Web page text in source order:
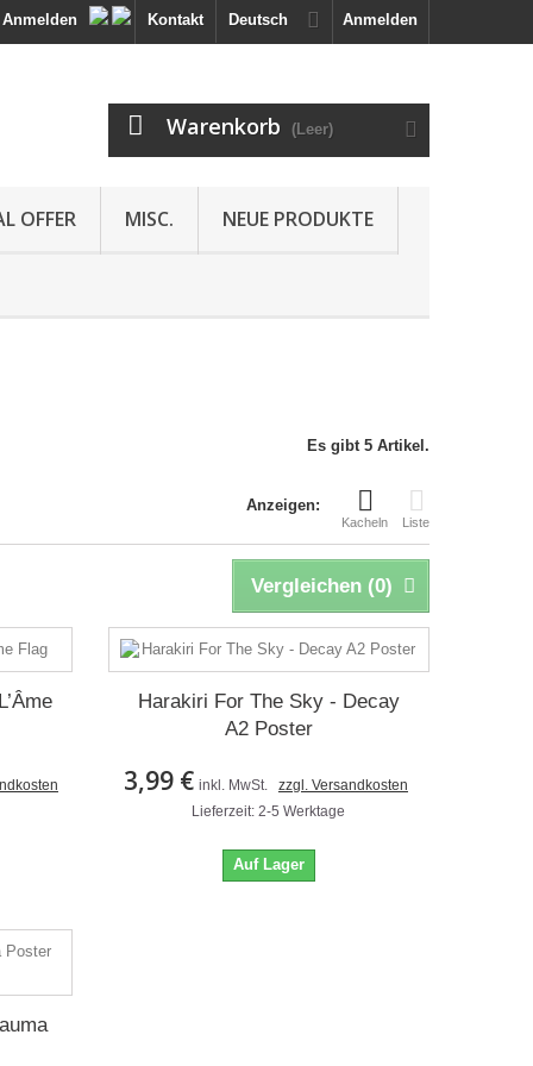
Anmelden
Deutsch
Kontakt
Anmelden
Warenkorb (Leer)
OFFER MISC. NEUE PRODUKTE
Es gibt 5 Artikel.
Anzeigen:
Kacheln Liste
Vergleichen (0)
Harakiri For The Sky - Decay
A2 Poster
3,99 € inkl. MwSt.
zzgl. Versandkosten
Lieferzeit: 2-5 Werktage
Auf Lager